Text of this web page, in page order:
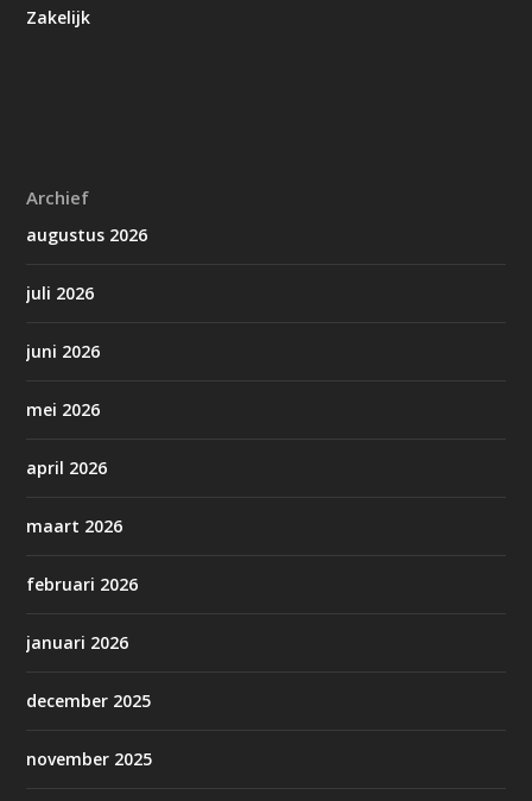
Zakelijk
Archief
augustus 2026
juli 2026
juni 2026
mei 2026
april 2026
maart 2026
februari 2026
januari 2026
december 2025
november 2025